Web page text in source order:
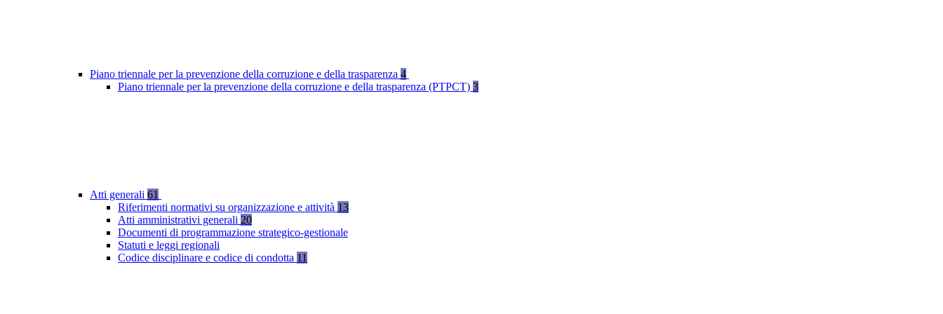
Piano triennale per la prevenzione della corruzione e della trasparenza 4
Piano triennale per la prevenzione della corruzione e della trasparenza (PTPCT) 3
Atti generali 61
Riferimenti normativi su organizzazione e attività 13
Atti amministrativi generali 20
Documenti di programmazione strategico-gestionale
Statuti e leggi regionali
Codice disciplinare e codice di condotta 11